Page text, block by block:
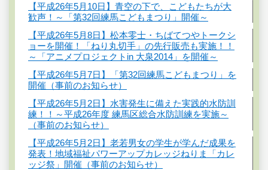
【平成26年5月10日】青空の下で、こどもたちが大
歓声！～「第32回練馬こどもまつり」開催～
【平成26年5月8日】松本零士・ちばてつやトークシ
ョーを開催！「ねり丸切手」の先行販売も実施！！
～「アニメプロジェクトin 大泉2014」を開催～
【平成26年5月7日】「第32回練馬こどもまつり」を
開催（事前のお知らせ）
【平成26年5月2日】水害発生に備えた実践的水防訓
練！！～平成26年度 練馬区総合水防訓練を実施～
（事前のお知らせ）
【平成26年5月2日】老若男女の学生が学んだ成果を
発表！地域福祉パワーアップカレッジねりま「カレ
ッジ祭」開催（事前のお知らせ）